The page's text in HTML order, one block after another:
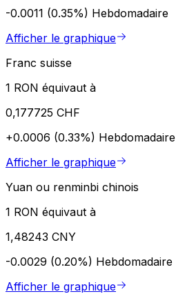
-0.0011 (0.35%) Hebdomadaire
Afficher le graphique
Franc suisse
1 RON équivaut à
0,177725 CHF
+0.0006 (0.33%) Hebdomadaire
Afficher le graphique
Yuan ou renminbi chinois
1 RON équivaut à
1,48243 CNY
-0.0029 (0.20%) Hebdomadaire
Afficher le graphique